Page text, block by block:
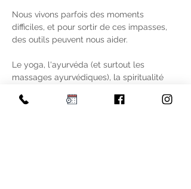
Nous vivons parfois des moments
difficiles, et pour sortir de ces impasses,
des outils peuvent nous aider.
Le yoga, l'ayurvéda (et surtout les
massages ayurvédiques), la spiritualité
aller mieux et retrouver énergie, envie et